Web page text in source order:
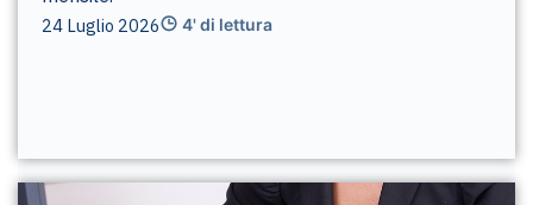
24 Luglio 2026 4' di lettura